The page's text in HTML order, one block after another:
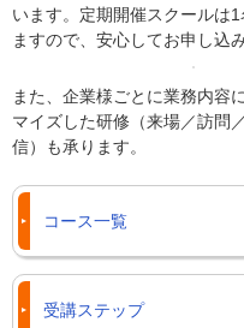
います。定期開催スクールは
ますので、安心してお申し込
また、企業様ごとに業務内容
マイズした研修（来場／訪問
信）も承ります。
コース一覧
受講ステップ